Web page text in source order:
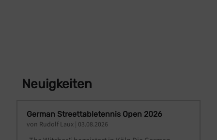
Neuigkeiten
German Streettabletennis Open 2026
von Rudolf Laux| 03.08.2026